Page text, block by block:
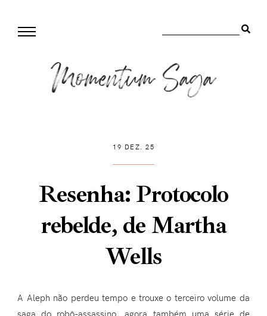
19 DEZ. 25
Resenha: Protocolo
rebelde, de Martha
Wells
A Aleph não perdeu tempo e trouxe o terceiro volume da
saga do robô-assassino, agora também uma série de